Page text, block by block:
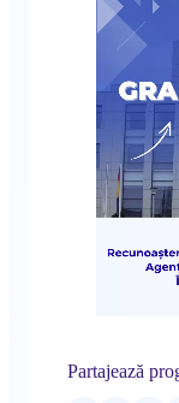
Partajează